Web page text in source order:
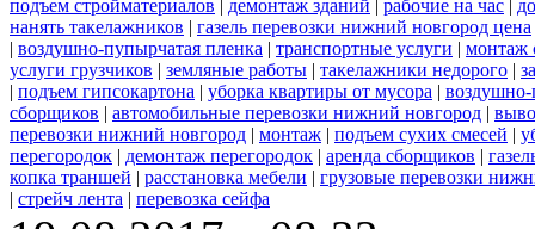
подъем стройматериалов | демонтаж зданий | рабочие на час |
нанять такелажников | газель перевозки нижний новгород цена
| воздушно-пупырчатая пленка | транспортные услуги | монтаж
услуги грузчиков | земляные работы | такелажники недорого |
| подъем гипсокартона | уборка квартиры от мусора | воздушно-
сборщиков | автомобильные перевозки нижний новгород |
перевозки нижний новгород | монтаж | подъем сухих смесей |
перегородок | демонтаж перегородок | аренда сборщиков |
копка траншей | расстановка мебели | грузовые перевозки
| стрейч лента | перевозка сейфа